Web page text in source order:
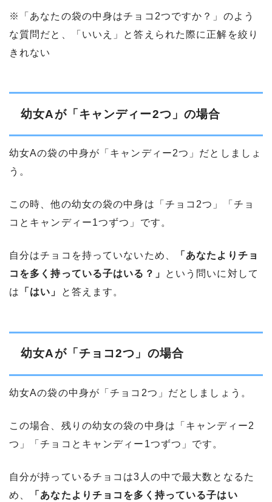
※「あなたの袋の中身はチョコ2つですか？」のよう
な質問だと、「いいえ」と答えられた際に正解を絞り
きれない
幼女Aが「キャンディー2つ」の場合
幼女Aの袋の中身が「キャンディー2つ」だとしましょ
う。
この時、他の幼女の袋の中身は「チョコ2つ」「チョ
コとキャンディー1つずつ」です。
自分はチョコを持っていないため、
「あなたよりチョ
コを多く持っている子はいる？」
という問いに対して
は
「はい」 と答えます。
幼女Aが「チョコ2つ」の場合
幼女Aの袋の中身が「チョコ2つ」だとしましょう。
この場合、残りの幼女の袋の中身は「キャンディー2
つ」「チョコとキャンディー1つずつ」です。
自分が持っているチョコは3人の中で最大数となるた
め、
「あなたよりチョコを多く持っている子はい